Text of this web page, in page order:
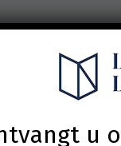
Privacy
u